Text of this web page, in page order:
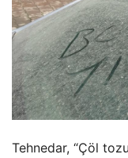
Tehnedar, “Çöl